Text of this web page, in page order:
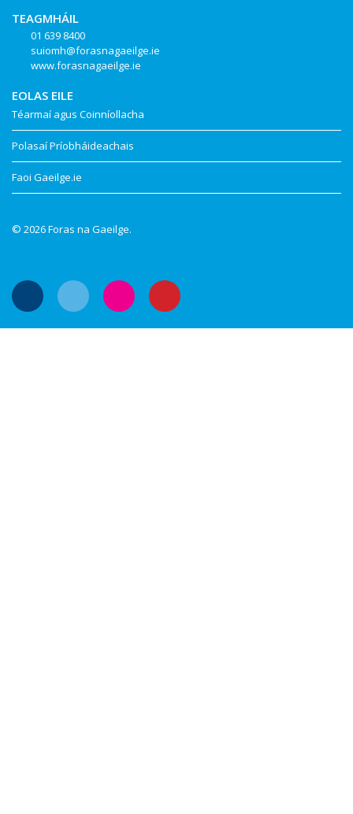
TEAGMHÁIL
01 639 8400
suiomh@forasnagaeilge.ie
www.forasnagaeilge.ie
EOLAS EILE
Téarmaí agus Coinníollacha
Polasaí Príobháideachais
Faoi Gaeilge.ie
© 2026 Foras na Gaeilge.